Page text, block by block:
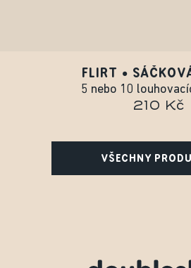
FLIRT •
5 nebo 10
210 Kč
VŠECHNY